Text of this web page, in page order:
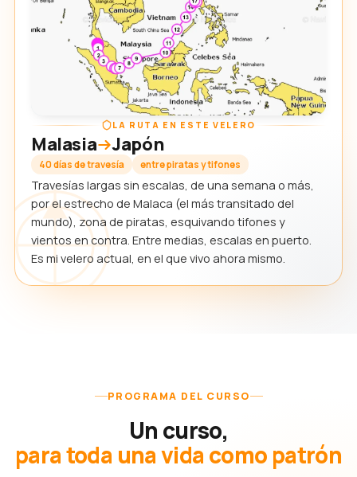
LA RUTA EN ESTE VELERO
Malasia Japón
40 días de travesía entre piratas y tifones
Travesías largas sin escalas, de una semana o más,
por el estrecho de Malaca (el más transitado del
mundo), zona de piratas, esquivando tifones y
vientos en contra. Entre medias, escalas en puerto.
Es mi velero actual, en el que vivo ahora mismo.
PROGRAMA DEL CURSO
Un curso,
para toda una vida como patrón